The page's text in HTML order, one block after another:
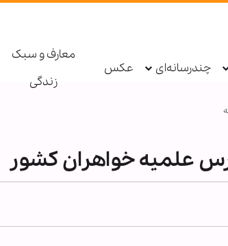
چندرسانه‌ای عکس
معارف و سبک
زندگی